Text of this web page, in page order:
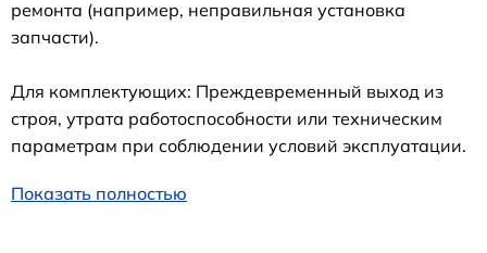
ремонта (например, неправильная установка
запчасти).
Для комплектующих: Преждевременный выход из
строя, утрата работоспособности или техническим
параметрам при соблюдении условий эксплуатации.
Показать полностью